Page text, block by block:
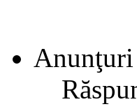
Anunţuri